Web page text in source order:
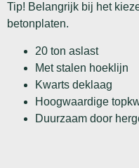
Tip! Belangrijk bij het
betonplaten.
20 ton aslast
Met stalen hoeklijn
Kwarts deklaag
Hoogwaardige
Duurzaam door